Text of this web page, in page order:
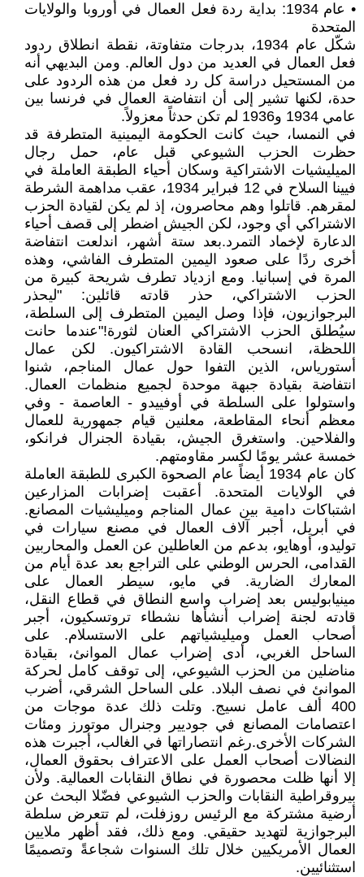
• عام 1934: بداية ردة فعل العمال في أوروبا والولايات
المتحدة
شكّل عام 1934، بدرجات متفاوتة، نقطة انطلاق ردود
فعل العمال في العديد من دول العالم. ومن البديهي أنه
من المستحيل دراسة كل رد فعل من هذه الردود على
حدة، لكنها تشير إلى أن انتفاضة العمال في فرنسا بين
عامي 1934 و1936 لم تكن حدثاً معزولاً.
في النمسا، حيث كانت الحكومة اليمينية المتطرفة قد
حظرت الحزب الشيوعي قبل عام، حمل رجال
الميليشيات الاشتراكية وسكان أحياء الطبقة العاملة في
فيينا السلاح في 12 فبراير 1934، عقب مداهمة الشرطة
لمقرهم. قاتلوا وهم محاصرون، إذ لم يكن لقيادة الحزب
الاشتراكي أي وجود، لكن الجيش اضطر إلى قصف أحياء
الدعارة لإخماد التمرد.بعد ستة أشهر، اندلعت انتفاضة
أخرى ردًا على صعود اليمين المتطرف الفاشي، وهذه
المرة في إسبانيا. ومع ازدياد تطرف شريحة كبيرة من
الحزب الاشتراكي، حذر قادته قائلين: "ليحذر
البرجوازيون، فإذا وصل اليمين المتطرف إلى السلطة،
سيُطلق الحزب الاشتراكي العنان لثورة!"عندما حانت
اللحظة، انسحب القادة الاشتراكيون. لكن عمال
أستورياس، الذين التفوا حول عمال المناجم، شنوا
انتفاضة بقيادة جبهة موحدة لجميع منظمات العمال.
واستولوا على السلطة في أوفييدو - العاصمة - وفي
معظم أنحاء المقاطعة، معلنين قيام جمهورية للعمال
والفلاحين. واستغرق الجيش، بقيادة الجنرال فرانكو،
خمسة عشر يومًا لكسر مقاومتهم.
كان عام 1934 أيضاً عام الصحوة الكبرى للطبقة العاملة
في الولايات المتحدة. أعقبت إضرابات المزارعين
اشتباكات دامية بين عمال المناجم وميليشيات المصانع.
في أبريل، أجبر آلاف العمال في مصنع سيارات في
توليدو، أوهايو، بدعم من العاطلين عن العمل والمحاربين
القدامى، الحرس الوطني على التراجع بعد عدة أيام من
المعارك الضارية. في مايو، سيطر العمال على
مينيابوليس بعد إضراب واسع النطاق في قطاع النقل،
قادته لجنة إضراب أنشأها نشطاء تروتسكيون، أجبر
أصحاب العمل وميليشياتهم على الاستسلام. على
الساحل الغربي، أدى إضراب عمال الموانئ، بقيادة
مناضلين من الحزب الشيوعي، إلى توقف كامل لحركة
الموانئ في نصف البلاد. على الساحل الشرقي، أضرب
400 ألف عامل نسيج. وتلت ذلك عدة موجات من
اعتصامات المصانع في جوديير وجنرال موتورز ومئات
الشركات الأخرى.رغم انتصاراتها في الغالب، أجبرت هذه
النضالات أصحاب العمل على الاعتراف بحقوق العمال،
إلا أنها ظلت محصورة في نطاق النقابات العمالية. ولأن
بيروقراطية النقابات والحزب الشيوعي فضّلا البحث عن
أرضية مشتركة مع الرئيس روزفلت، لم تتعرض سلطة
البرجوازية لتهديد حقيقي. ومع ذلك، فقد أظهر ملايين
العمال الأمريكيين خلال تلك السنوات شجاعةً وتصميمًا
استثنائيين.